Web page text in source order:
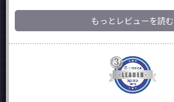
もっとレビューを読む